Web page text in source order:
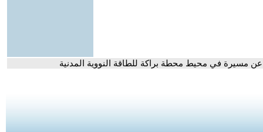
مسيرة في محيط محطة براكة للطاقة النووية المدنية